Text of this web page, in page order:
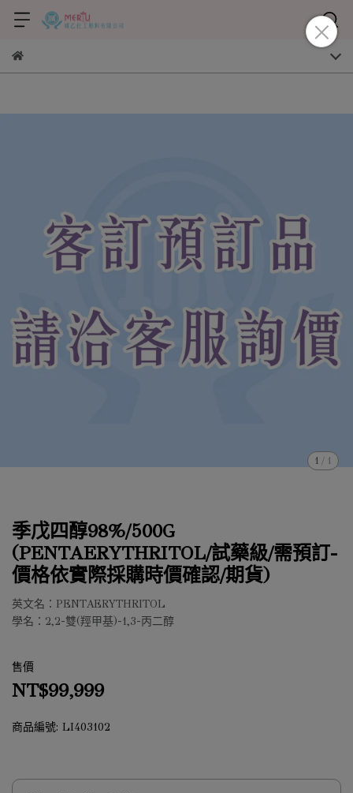
1 / 1
季戊四醇98%/500G
(PENTAERYTHRITOL/試藥級/需預訂-
價格依實際採購時價確認/期貨)
英文名：PENTAERYTHRITOL
學名：2,2-雙(羥甲基)-1,3-丙二醇
售價
NT$99,999
商品編號: LI403102